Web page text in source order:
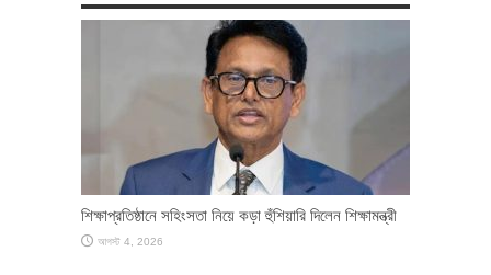
শিক্ষাপ্রতিষ্ঠানে সহিংসতা নিয়ে কড়া হুঁশিয়ারি দিলেন শিক্ষামন্ত্রী
আগস্ট 4, 2026